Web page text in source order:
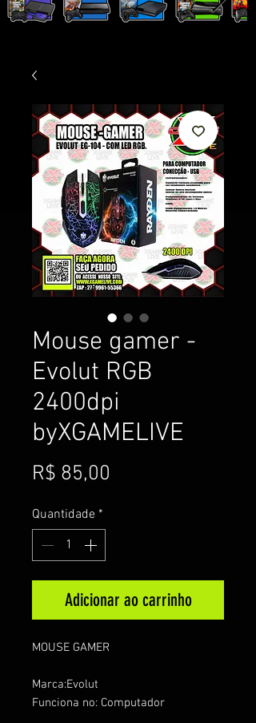
Mouse gamer -
Evolut RGB
2400dpi
byXGAMELIVE
R$ 85,00
Quantidade *
Adicionar ao carrinho
MOUSE GAMER
Marca:Evolut
Funciona no: Computador